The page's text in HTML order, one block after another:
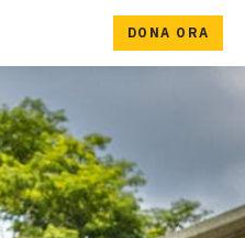
DONA ORA